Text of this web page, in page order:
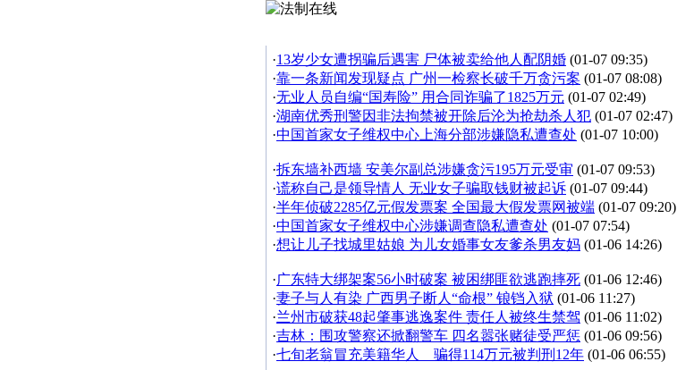
·13岁少女遭拐骗后遇害 尸体被卖给他人配阴婚 (01-07 09:35)
·靠一条新闻发现疑点 广州一检察长破千万贪污案 (01-07 08:08)
·无业人员自编“国寿险” 用合同诈骗了1825万元 (01-07 02:49)
·湖南优秀刑警因非法拘禁被开除后沦为抢劫杀人犯 (01-07 02:47)
·中国首家女子维权中心上海分部涉嫌隐私遭查处 (01-07 10:00)
·拆东墙补西墙 安美尔副总涉嫌贪污195万元受审 (01-07 09:53)
·谎称自己是领导情人 无业女子骗取钱财被起诉 (01-07 09:44)
·半年侦破2285亿元假发票案 全国最大假发票网被端 (01-07 09:20)
·中国首家女子维权中心涉嫌调查隐私遭查处 (01-07 07:54)
·想让儿子找城里姑娘 为儿女婚事女友爹杀男友妈 (01-06 14:26)
·广东特大绑架案56小时破案 被困绑匪欲逃跑摔死 (01-06 12:46)
·妻子与人有染 广西男子断人“命根” 锒铛入狱 (01-06 11:27)
·兰州市破获48起肇事逃逸案件 责任人被终生禁驾 (01-06 11:02)
·吉林：围攻警察还掀翻警车 四名嚣张赌徒受严惩 (01-06 09:56)
·七旬老翁冒充美籍华人 骗得114万元被判刑12年 (01-06 06:55)